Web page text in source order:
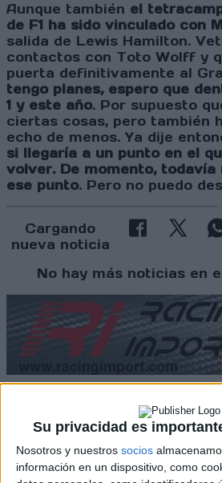
Su privacidad es
Nosotros y nuestros socios
información en un dispositivo, como
Aunque también el
de F1 ha sido vinculado con
salida de Lewis Hamilton.
contactos con Toto Wolff y
puerta definitivamente al
tengo planes, espero que
1 y este año. Por supuesto
ciertas cosas, pero también
echo de menos. Ya dije
si llegaría a un punto en el
volver. De momento, todavía
ese punto. Pero no puedo
Cargando
nueva noticia
No hay más noticias en
Rallyes
WRC
S-CER